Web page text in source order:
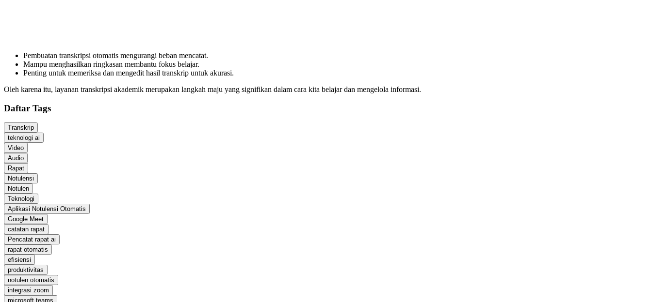
Pembuatan transkripsi otomatis mengurangi beban mencatat.
Mampu menghasilkan ringkasan membantu fokus belajar.
Penting untuk memeriksa dan mengedit hasil transkrip untuk akurasi.
Oleh karena itu, layanan transkripsi akademik merupakan langkah maju yang signifikan dalam cara kita belajar dan mengelola informasi.
Daftar Tags
Transkrip
teknologi ai
Video
Audio
Rapat
Notulensi
Notulen
Teknologi
Aplikasi Notulensi Otomatis
Google Meet
catatan rapat
Pencatat rapat ai
rapat otomatis
efisiensi
produktivitas
notulen otomatis
integrasi zoom
microsoft teams